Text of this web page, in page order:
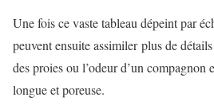
Une fois ce vaste tableau dépeint par
peuvent ensuite assimiler plus de
des proies ou l’odeur d’un compagnon
longue et poreuse.